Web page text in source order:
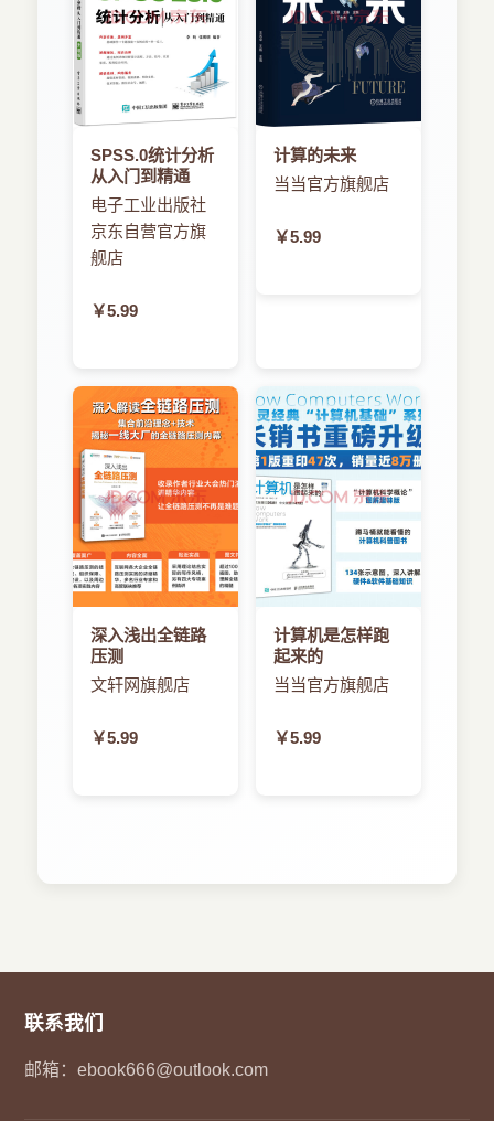
2.3.7 协议
2.3.8 实现
2.4 小结
第3章 FoundationAPI
3.2 数字
3.3 数据对象
3.4 容器
3.4.1 数组
3.4.2 集合
3.5 编写自己的代码
3.9 编码器和解码器
3.10 属性列表
3.11 小结
第4章 Objective-C语言特性
4.1 强引用和弱引用
4.2 自动释放池
4.3 异常
4.4 同步
4.5.1 消息方向
4.5.2 发送消息
4.6 代理和消息转发
4.7.1 词法闭包
5.1.1 URL
5.1.6 流化文件内容
5.2 文件系统变化协调
5.2.2 尝试
SPSS.0统计分析
从入门到精通
电子工业出版社
京东自营官方旗
舰店
￥5.99
计算的未来
当当官方旗舰店
￥5.99
深入浅出全链路
压测
文轩网旗舰店
￥5.99
计算机是怎样跑
起来的
当当官方旗舰店
￥5.99
联系我们
邮箱：ebook666@outlook.com